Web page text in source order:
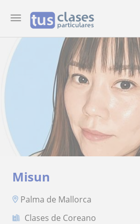
Misun
Palma de Mallorca
Clases de Coreano